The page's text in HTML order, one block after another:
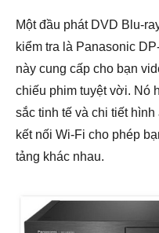
Một đầu phát DVD Blu-
kiểm tra là Panasonic
này cung cấp cho bạn
chiếu phim tuyệt vời. Nó
sắc tinh tế và chi tiết
kết nối Wi-Fi cho phép
tảng khác nhau.